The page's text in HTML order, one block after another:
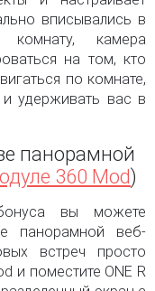
вписывались в
камера
на том, кто
по комнате,
удерживать вас в
панорамной
360 Mod)
вы можете
панорамной веб-
встреч просто
и поместите ONE R